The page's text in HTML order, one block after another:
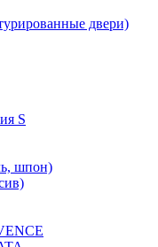
двери)
S
шпон)